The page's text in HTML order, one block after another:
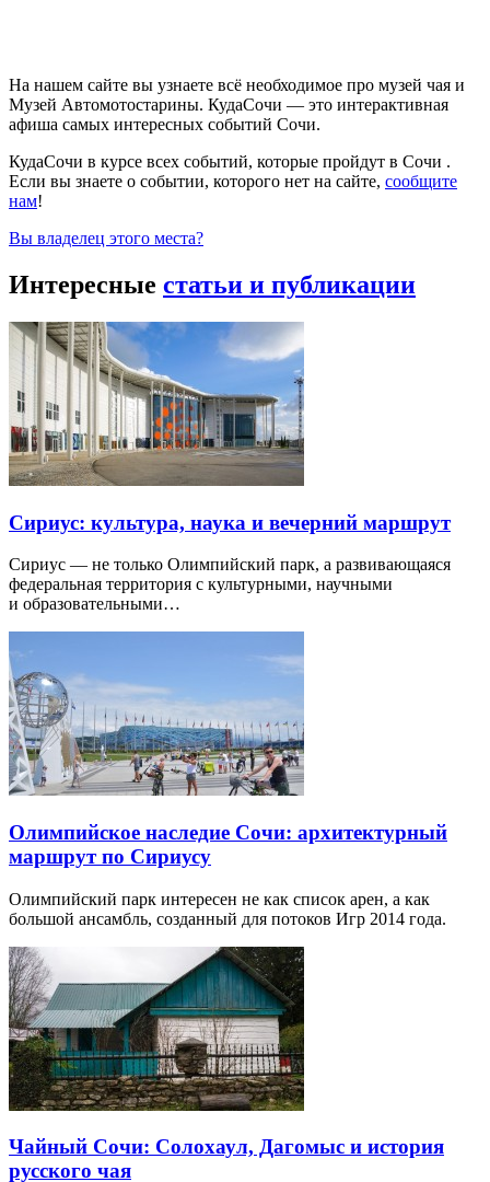
На нашем сайте вы узнаете всё необходимое про музей чая и
Музей Автомотостарины. КудаСочи — это интерактивная
афиша самых интересных событий Сочи.
КудаСочи в курсе всех событий, которые пройдут в Сочи .
Если вы знаете о событии, которого нет на сайте, сообщите
нам!
Вы владелец этого места?
Интересные статьи и публикации
Сириус: культура, наука и вечерний маршрут
Сириус — не только Олимпийский парк, а развивающаяся
федеральная территория с культурными, научными
и образовательными…
Олимпийское наследие Сочи: архитектурный
маршрут по Сириусу
Олимпийский парк интересен не как список арен, а как
большой ансамбль, созданный для потоков Игр 2014 года.
Чайный Сочи: Солохаул, Дагомыс и история
русского чая